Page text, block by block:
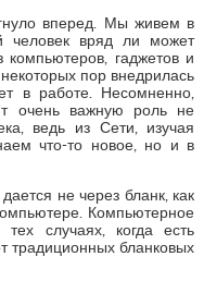
вперед. Мы живем в
человек вряд ли может
компьютеров, гаджетов и
некоторых пор внедрилась
в работе. Несомненно,
очень важную роль не
ведь из Сети, изучая
что-то новое, но и в
не через бланк, как
Компьютерное
случаях, когда есть
традиционных бланковых